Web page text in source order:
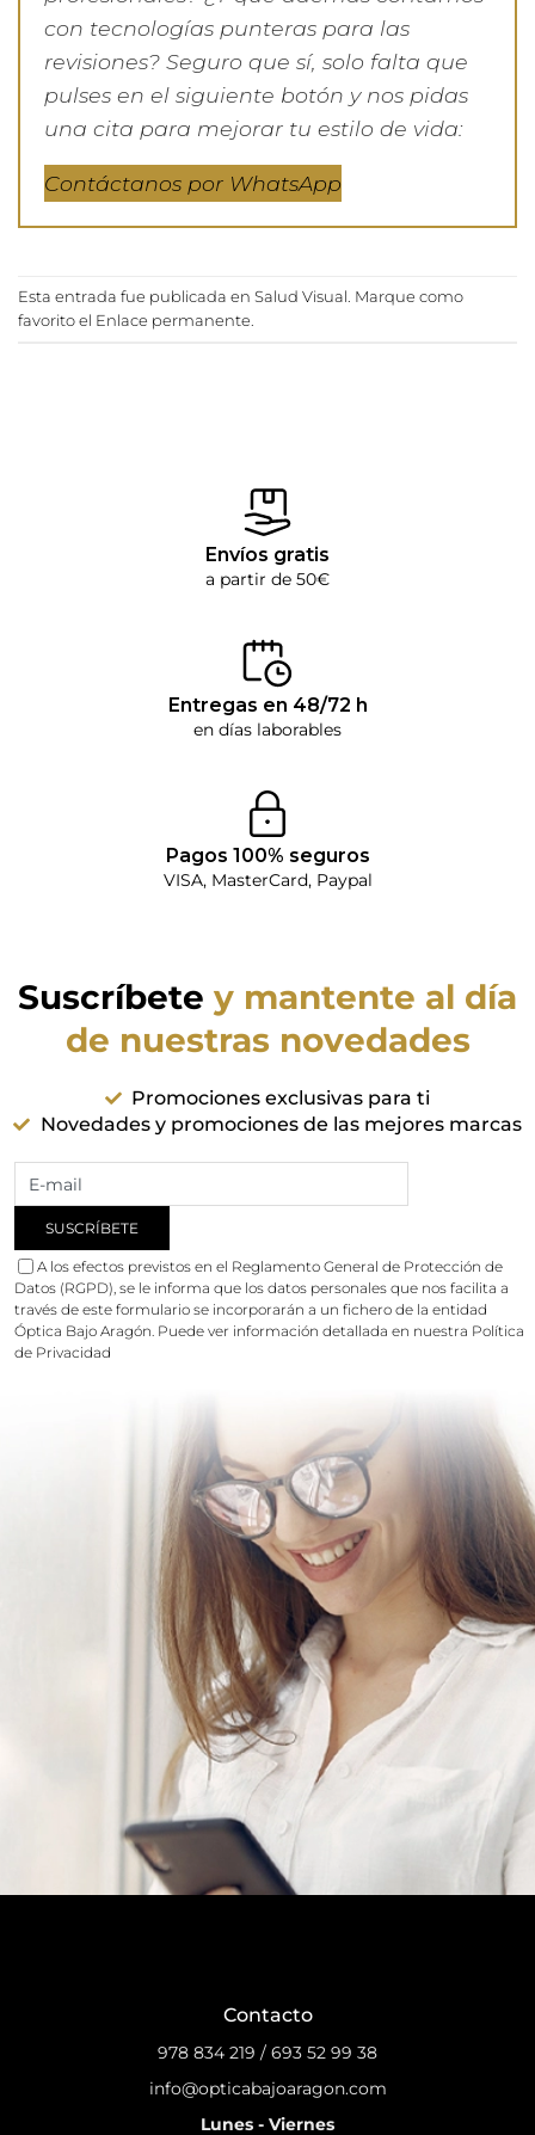
con tecnologías punteras para las
revisiones? Seguro que sí, solo falta que
pulses en el siguiente botón y nos pidas
una cita para mejorar tu estilo de vida:
Contáctanos por WhatsApp
Esta entrada fue publicada en Salud Visual . Marque como
favorito el Enlace permanente
Envíos gratis
a partir de 50€
Entregas en 48/72 h
en días laborables
Pagos 100% seguros
VISA, MasterCard, Paypal
Suscríbete y mantente al día
de nuestras novedades
Promociones exclusivas para ti
Novedades y promociones de las mejores marcas
A los efectos previstos en el Reglamento General de Protección de
Datos (RGPD), se le informa que los datos personales que nos facilita a
través de este formulario se incorporarán a un fichero de la entidad
Óptica Bajo Aragón. Puede ver información detallada en nuestra Política
de Privacidad
Contacto
978 834 219 / 693 52 99 38
info@opticabajoaragon.com
Lunes - Viernes